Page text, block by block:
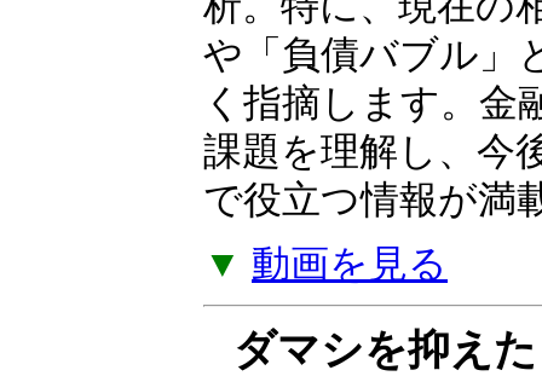
ついて解説する
の金融政策、株式
スクなど、幅広い
析。特に、現在の
や「負債バブル」
く指摘します。金
課題を理解し、今
で役立つ情報が満